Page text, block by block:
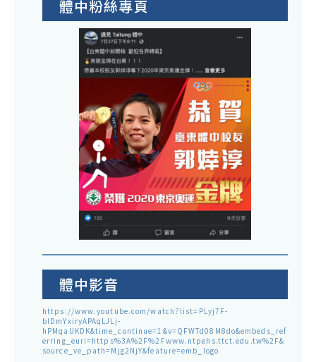
體中粉絲專頁
體中影音
https://www.youtube.com/watch?list=PLyj7F-
blDmYxiryAPAqLJLj-
hPMqaUKDK&time_continue=1&v=QFWTd08M8do&embeds_ref
erring_euri=https%3A%2F%2Fwww.ntpehs.ttct.edu.tw%2F&
source_ve_path=Mjg2NjY&feature=emb_logo